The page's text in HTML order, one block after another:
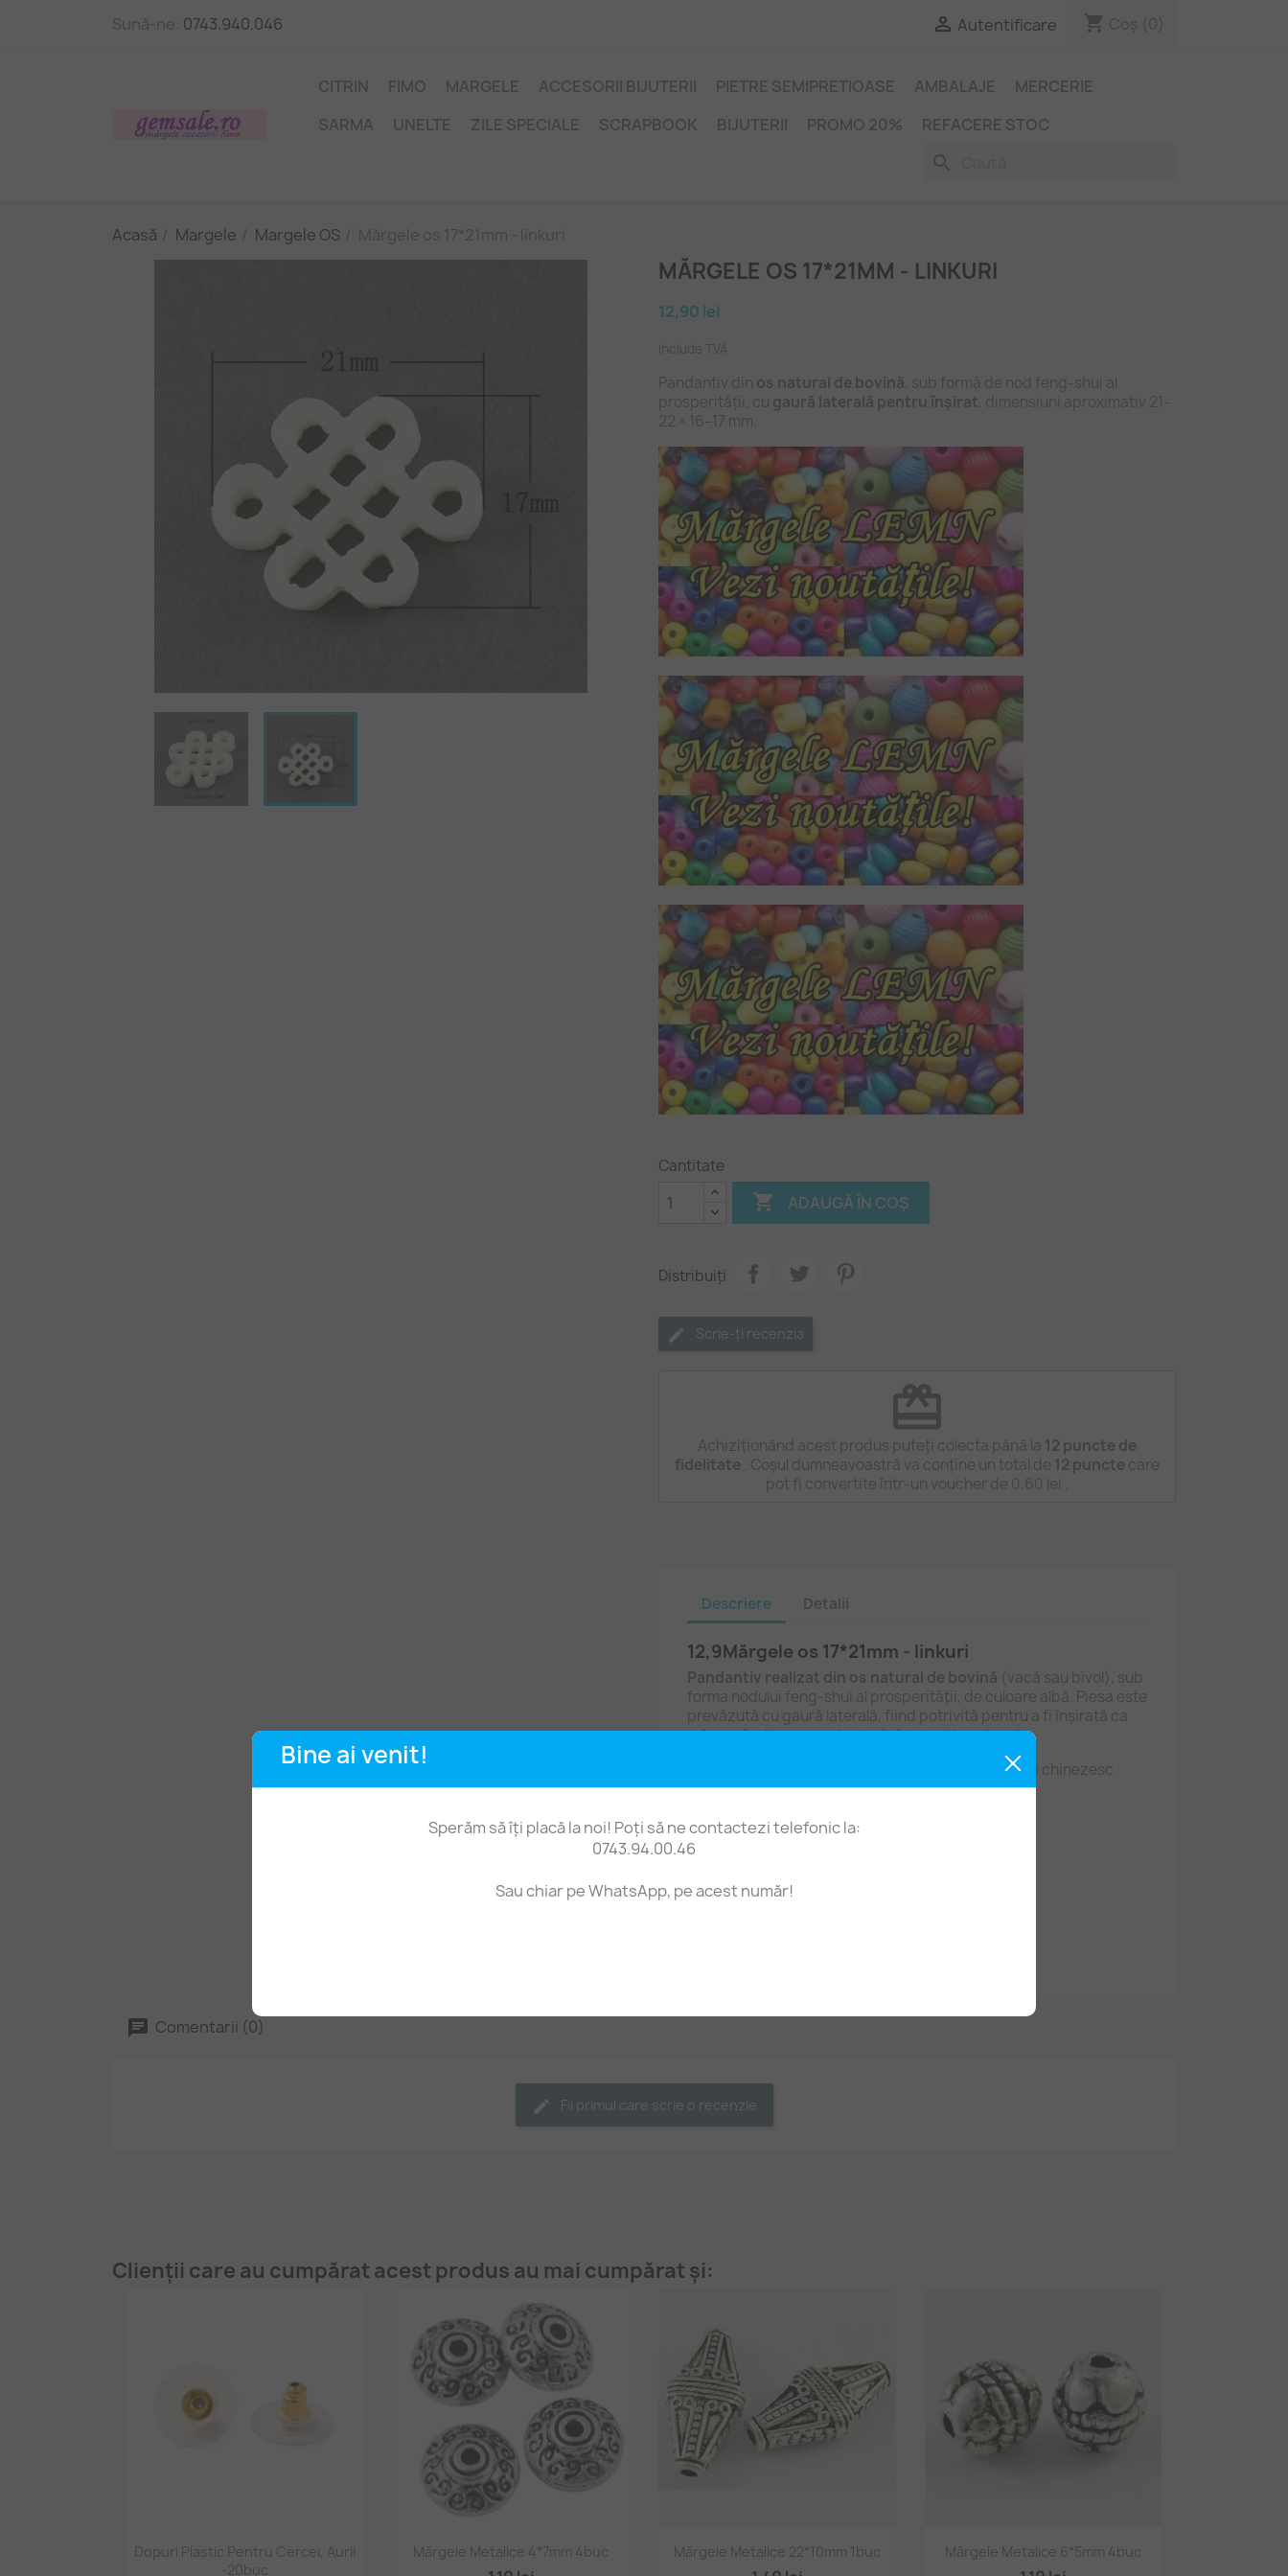
Bine ai venit!
Sperăm să îți placă la noi! Poți să ne contactezi telefonic la:
0743.94.00.46
Sau chiar pe WhatsApp, pe acest număr!
Sună-ne: 0743.940.046  Autentificare shopping_cart Coș (0)
CITRIN FIMO MARGELE ACCESORII BIJUTERII PIETRE SEMIPRETIOASE AMBALAJE
MERCERIE
SARMA
UNELTE ZILE SPECIALE SCRAPBOOK BIJUTERII PROMO 20% REFACERE STOC
search
Acasă Margele Margele OS Mărgele os 17*21mm - linkuri
MĂRGELE OS 17*21MM - LINKURI
12,90 lei
Include TVA
Pandantiv din os natural de bovină, sub formă de nod feng‑shui al
prosperității, cu gaură laterală pentru înșirat, dimensiuni aproximativ 21–
22 × 16–17 mm.
Cantitate
 ADAUGĂ ÎN COȘ
Distribuiți
Scrie-ți recenzia
redeem
Achiziționând acest produs puteți colecta până la 12 puncte de
fidelitate . Coșul dumneavoastră va conține un total de 12 puncte care
pot fi convertite într-un voucher de 0,60 lei
Descriere Detalii
12,9Mărgele os 17*21mm - linkuri
Pandantiv realizat din os natural de bovină (vacă sau bivol), sub
forma nodului feng‑shui al prosperității, de culoare albă. Piesa este
prevăzută cu gaură laterală, fiind potrivită pentru a fi înșirată ca
mărgea în diverse proiecte de bijuterii handmade.
Suprafața este fină, iar forma tradițională a nodului chinezesc
simbolizează continuitate, noroc și abundență.
Dimensiuni aproximative:
lățime (de-a lungul firului): 16–17 mm
Comentarii (0)
Fii primul care scrie o recenzie
Clienții care au cumpărat acest produs au mai cumpărat și:
Vizualizare rapidă
Dopuri Plastic Pentru Cercei, Aurii
-20buc
Vizualizare rapidă
Mărgele Metalice 4*7mm 4buc Vizualizare rapidă
Mărgele Metalice 22*10mm 1buc Vizualizare rapidă
Mărgele Metalice 6*5mm 4buc